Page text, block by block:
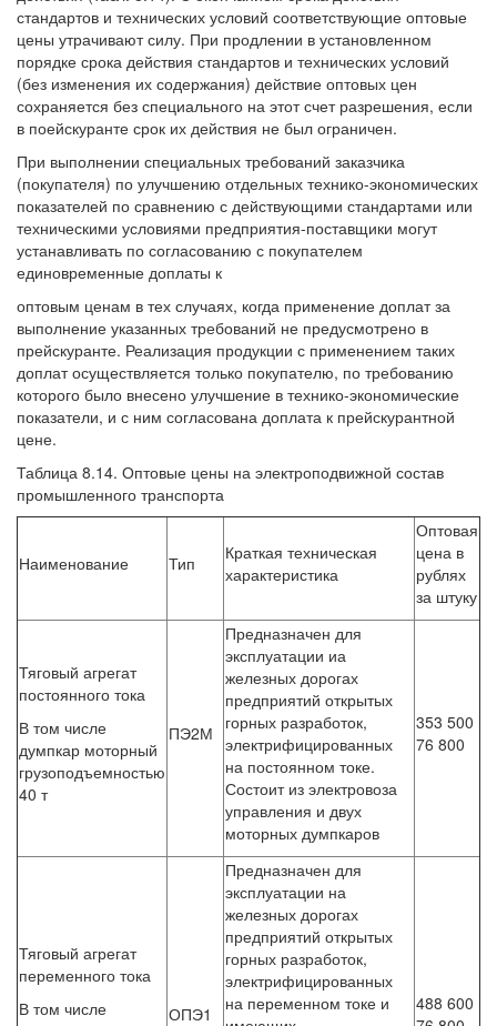
стандартов и технических условий соответствующие оптовые
цены утрачивают силу. При продлении в установленном
порядке срока действия стандартов и технических условий
(без изменения их содержания) действие оптовых цен
сохраняется без специального на этот счет разрешения, если
в поейскуранте срок их действия не был ограничен.
При выполнении специальных требований заказчика
(покупателя) по улучшению отдельных технико-экономических
показателей по сравнению с действующими стандартами или
техническими условиями предприятия-поставщики могут
устанавливать по согласованию с покупателем
единовременные доплаты к
оптовым ценам в тех случаях, когда применение доплат за
выполнение указанных требований не предусмотрено в
прейскуранте. Реализация продукции с применением таких
доплат осуществляется только покупателю, по требованию
которого было внесено улучшение в технико-экономические
показатели, и с ним согласована доплата к прейскурантной
цене.
Таблица 8.14. Оптовые цены на электроподвижной состав
промышленного транспорта
Наименование Тип
Краткая техническая
характеристика
Оптовая
цена в
рублях
за штуку
Тяговый агрегат
постоянного тока
В том числе
думпкар моторный
грузоподъемностью
40 т
ПЭ2М
Предназначен для
эксплуатации иа
железных дорогах
предприятий открытых
горных разработок,
электрифицированных
на постоянном токе.
Состоит из электровоза
управления и двух
моторных думпкаров
353 500
76 800
Тяговый агрегат
переменного тока
В том числе
ОПЭ1
Предназначен для
эксплуатации на
железных дорогах
предприятий открытых
горных разработок,
электрифицированных
на переменном токе и
488 600